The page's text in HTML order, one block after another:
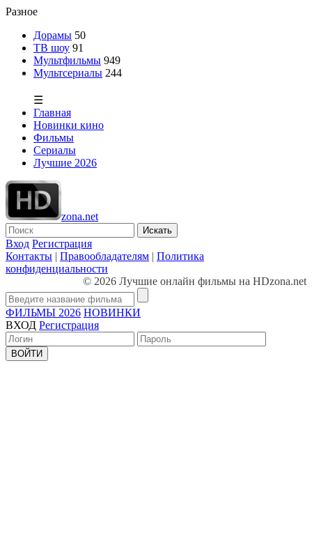
Разное
Дорамы 50
ТВ шоу 91
Мультфильмы 949
Мультсериалы 244
☰
Главная
Новинки кино
Фильмы
Сериалы
Лучшие 2026
zona.net
Искать
Вход Регистрация
Контакты | Правообладателям | Политика
конфиденциальности
© 2026 Лучшие онлайн фильмы на HDzona.net
ФИЛЬМЫ 2026 НОВИНКИ
ВХОД Регистрация